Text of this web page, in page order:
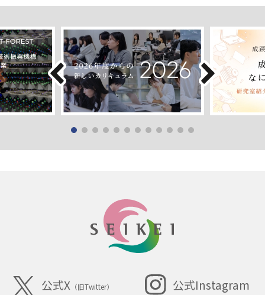
公式X （旧Twitter） 公式Instagram